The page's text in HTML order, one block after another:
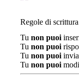
Regole di scrittura
Tu non puoi
Tu non puoi
Tu non puoi
Tu non puoi